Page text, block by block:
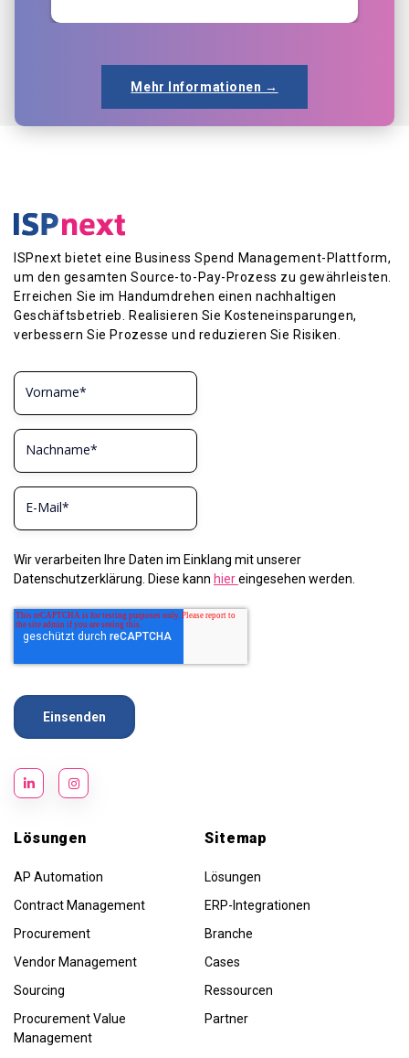
Mehr Informationen →
ISPnext bietet eine Business Spend Management-Plattform,
um den gesamten Source-to-Pay-Prozess zu gewährleisten.
Erreichen Sie im Handumdrehen einen nachhaltigen
Geschäftsbetrieb. Realisieren Sie Kosteneinsparungen,
verbessern Sie Prozesse und reduzieren Sie Risiken.
Wir verarbeiten Ihre Daten im Einklang mit unserer
Datenschutzerklärung. Diese kann hiereingesehen werden.
Lösungen
AP Automation
Contract Management
Procurement
Vendor Management
Sourcing
Procurement Value
Management
Sitemap
Lösungen
ERP-Integrationen
Branche
Cases
Ressourcen
Partner